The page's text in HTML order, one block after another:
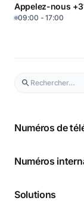
Appelez-nous
09:00 - 17:00
Numéros de
Numéros
Solutions